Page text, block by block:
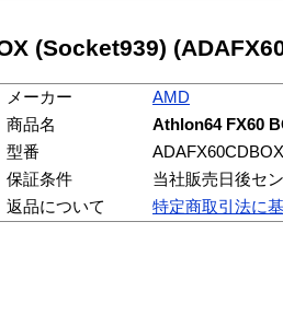
(Socket939)
メーカー
AMD
商品名
Athlon64 FX60
型番
ADAFX60CDBOX
保証条件
当社販売日後セ
返品について
特定商取引法に